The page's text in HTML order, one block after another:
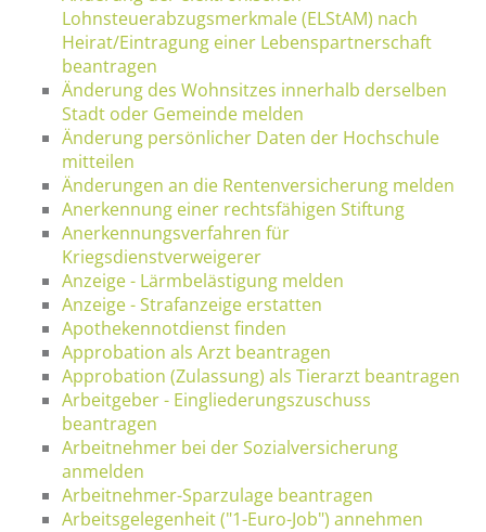
Lohnsteuerabzugsmerkmale (ELStAM) nach
Heirat/Eintragung einer Lebenspartnerschaft
beantragen
Änderung des Wohnsitzes innerhalb derselben
Stadt oder Gemeinde melden
Änderung persönlicher Daten der Hochschule
mitteilen
Änderungen an die Rentenversicherung melden
Anerkennung einer rechtsfähigen Stiftung
Anerkennungsverfahren für
Kriegsdienstverweigerer
Anzeige - Lärmbelästigung melden
Anzeige - Strafanzeige erstatten
Apothekennotdienst finden
Approbation als Arzt beantragen
Approbation (Zulassung) als Tierarzt beantragen
Arbeitgeber - Eingliederungszuschuss
beantragen
Arbeitnehmer bei der Sozialversicherung
anmelden
Arbeitnehmer-Sparzulage beantragen
Arbeitsgelegenheit ("1-Euro-Job") annehmen